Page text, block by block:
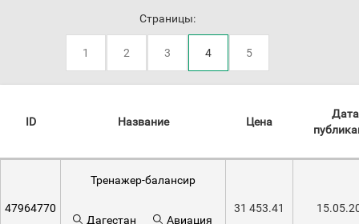
Страницы:
1 2 3 4 5
ID Название Цена
Дата
47964770
Тренажер-балансир
Дагестан Авиация
31 453.41